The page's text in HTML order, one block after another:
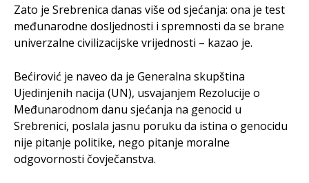
Zato je Srebrenica danas više od sjećanja: ona je test
međunarodne dosljednosti i spremnosti da se brane
univerzalne civilizacijske vrijednosti – kazao je.
Bećirović je naveo da je Generalna skupština
Ujedinjenih nacija (UN), usvajanjem Rezolucije o
Međunarodnom danu sjećanja na genocid u
Srebrenici, poslala jasnu poruku da istina o genocidu
nije pitanje politike, nego pitanje moralne
odgovornosti čovječanstva.